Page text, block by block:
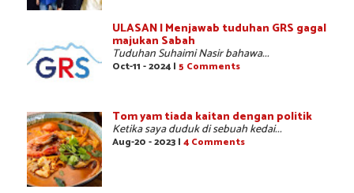
ULASAN | Menjawab tuduhan GRS gagal
majukan Sabah
Tuduhan Suhaimi Nasir bahawa...
Oct-11 - 2024 | 5 Comments
Tom yam tiada kaitan dengan politik
Ketika saya duduk di sebuah kedai...
Aug-20 - 2023 | 4 Comments